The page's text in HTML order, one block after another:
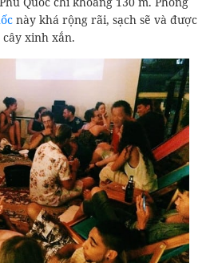
này khá rộng rãi, sạch sẽ và được
xinh xắn.